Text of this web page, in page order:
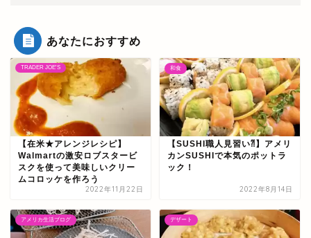
あなたにおすすめ
TRADER JOE'S
【在米★アレンジレシピ】
Walmartの激安ロブスタービ
スクを使って美味しいクリー
ムコロッケを作ろう
2022年11月22日
和食
【SUSHI職人見習い⁈】アメリ
カンSUSHIで本気のポットラ
ック！
2022年8月14日
アメリカ生活ブログ デザート